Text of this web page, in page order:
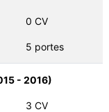
0 CV
5 portes
- 2016)
3 CV